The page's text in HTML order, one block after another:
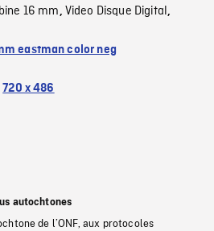
16 mm, Video Disque Digital,
eastman color neg
720 x 486
autochtones
de l’ONF, aux protocoles